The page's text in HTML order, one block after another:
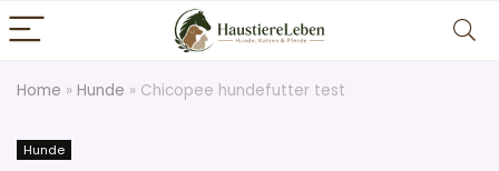
Home » Hunde » Chicopee hundefutter test
Hunde